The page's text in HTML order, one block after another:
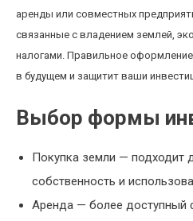
аренды или совместных
связанные с владением землей,
налогами. Правильное
в будущем и защитит ваши
Выбор формы
Покупка земли — подходит
собственность и
Аренда — более доступный